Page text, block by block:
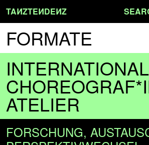
TANZTENDENZ
FORMATE
ATELIER
FORSCHUNG,